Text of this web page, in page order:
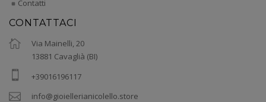
Contatti
CONTATTACI
Via Mainelli, 20
13881 Cavaglià (BI)
+39016196117
info@gioiellerianicolello.store